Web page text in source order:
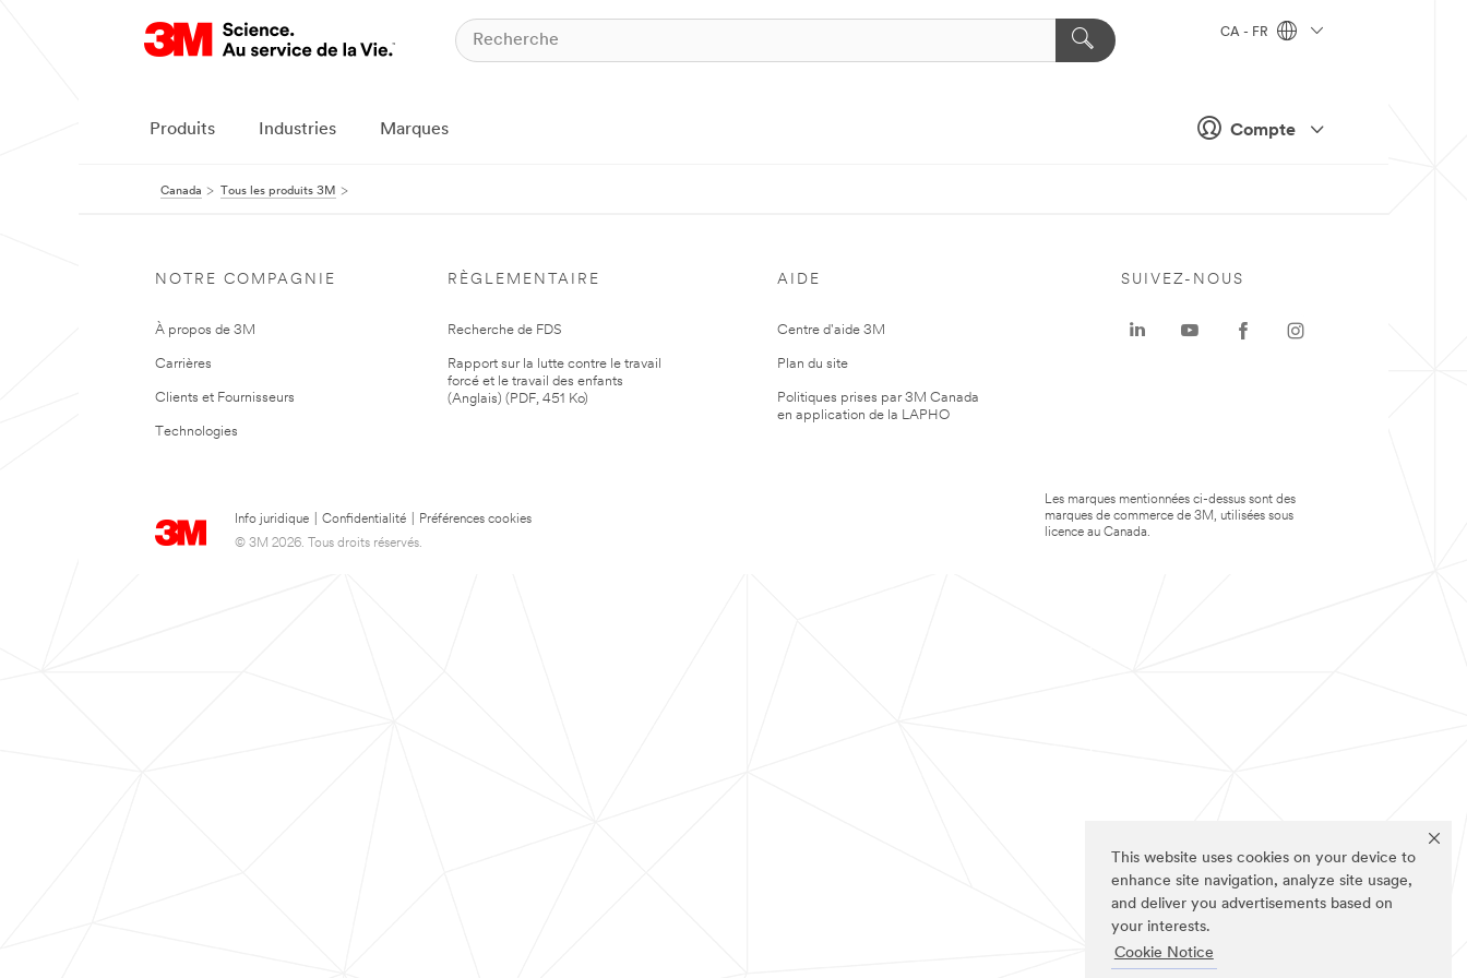
This website uses cookies on your device to
enhance site navigation, analyze site usage,
and deliver you advertisements based on
your interests.
Cookie Notice
Compte
CA - FR
Produits Industries Marques
Canada Tous les produits 3M
NOTRE COMPAGNIE
À propos de 3M
Carrières
Clients et Fournisseurs
Technologies
RÈGLEMENTAIRE
Recherche de FDS
Rapport sur la lutte contre le travail
forcé et le travail des enfants
(Anglais) (PDF, 451 Ko)
AIDE
Centre d'aide 3M
Plan du site
Politiques prises par 3M Canada
en application de la LAPHO
Info juridique Confidentialité
Préférences cookies
© 3M 2026. Tous droits réservés.
SUIVEZ-NOUS
Les marques mentionnées ci-dessus sont des
marques de commerce de 3M, utilisées sous
licence au Canada.